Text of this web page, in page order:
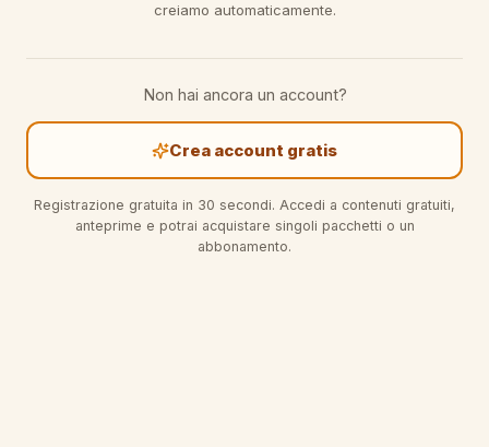
creiamo automaticamente.
Non hai ancora un account?
Crea account gratis
Registrazione gratuita in 30 secondi. Accedi a contenuti gratuiti,
anteprime e potrai acquistare singoli pacchetti o un
abbonamento.